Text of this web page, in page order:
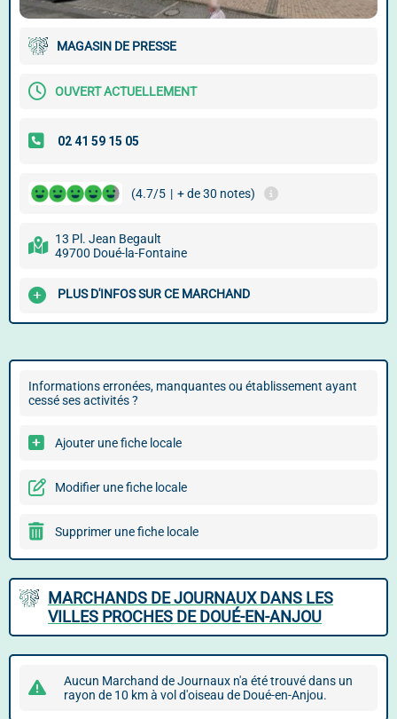
MAGASIN DE PRESSE
OUVERT ACTUELLEMENT
(4.7/5 | + de 30 notes)
13 Pl. Jean Begault
49700 Doué-la-Fontaine
PLUS D'INFOS SUR CE MARCHAND
Informations erronées, manquantes ou établissement ayant
cessé ses activités ?
Ajouter une fiche locale
Modifier une fiche locale
Supprimer une fiche locale
MARCHANDS DE JOURNAUX DANS LES
VILLES PROCHES DE DOUÉ-EN-ANJOU
Aucun Marchand de Journaux n'a été trouvé dans un
rayon de 10 km à vol d'oiseau de Doué-en-Anjou.